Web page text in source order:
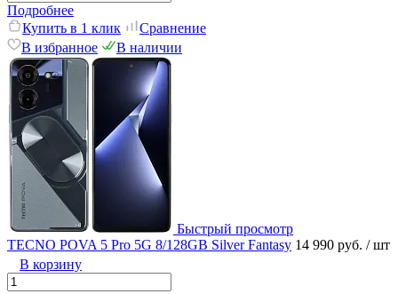
Подробнее
Купить в 1 клик
Сравнение
В избранное
В наличии
Быстрый просмотр
TECNO POVA 5 Pro 5G 8/128GB Silver Fantasy 14 990 руб. / шт
В корзину